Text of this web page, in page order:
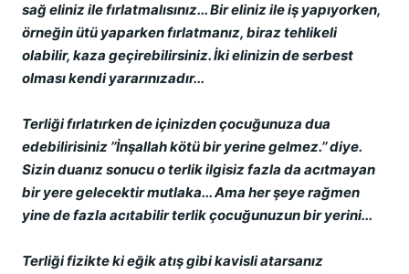
sağ eliniz ile fırlatmalısınız... Bir eliniz ile iş yapıyorken,
örneğin ütü yaparken fırlatmanız, biraz tehlikeli
olabilir, kaza geçirebilirsiniz. İki elinizin de serbest
olması kendi yararınızadır...
Terliği fırlatırken de içinizden çocuğunuza dua
edebilirisiniz ’’İnşallah kötü bir yerine gelmez.’’ diye.
Sizin duanız sonucu o terlik ilgisiz fazla da acıtmayan
bir yere gelecektir mutlaka... Ama her şeye rağmen
yine de fazla acıtabilir terlik çocuğunuzun bir yerini...
Terliği fizikte ki eğik atış gibi kavisli atarsanız